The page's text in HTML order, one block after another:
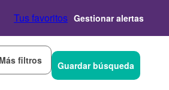
Tus favoritos Gestionar alertas
Más filtros Guardar búsqueda